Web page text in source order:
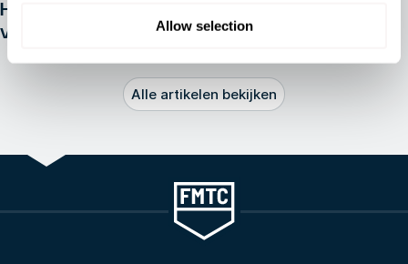
Allow selection
Hoe kom je in de offshore-
veiligheidssector terecht?
Alle artikelen bekijken